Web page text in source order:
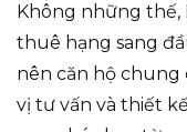
Không những thế,
thuê hạng sang
nên căn hộ chung
vị tư vấn và thiết